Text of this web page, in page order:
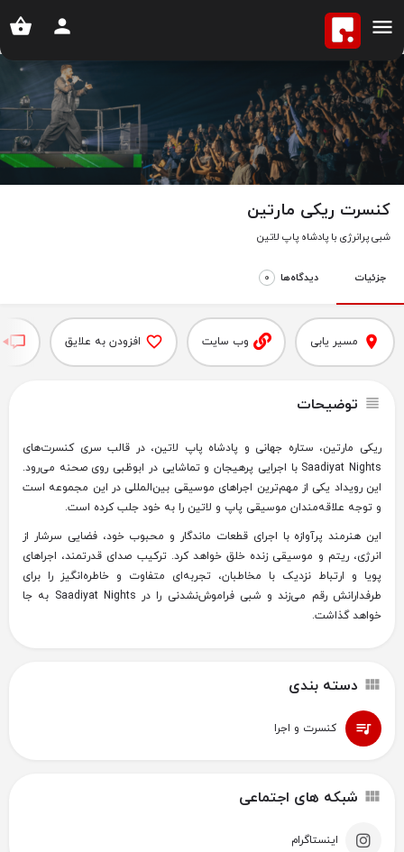
خانه
کنسرت ریکی مارتین
شبی پرانرژی با پادشاه پاپ لاتین
جزئیات دیدگاه‌‌ها 0
مسیر یابی وب سایت افزودن به علایق
توضیحات
ریکی مارتین، ستاره جهانی و پادشاه پاپ لاتین، در قالب سری کنسرت‌های
Saadiyat Nights با اجرایی پرهیجان و تماشایی در ابوظبی روی صحنه می‌رود.
این رویداد یکی از مهم‌ترین اجراهای موسیقی بین‌المللی در این مجموعه است
و توجه علاقه‌مندان موسیقی پاپ و لاتین را به خود جلب کرده است.
این هنرمند پرآوازه با اجرای قطعات ماندگار و محبوب خود، فضایی سرشار از
انرژی، ریتم و موسیقی زنده خلق خواهد کرد. ترکیب صدای قدرتمند، اجراهای
پویا و ارتباط نزدیک با مخاطبان، تجربه‌ای متفاوت و خاطره‌انگیز را برای
طرفدارانش رقم می‌زند و شبی فراموش‌نشدنی را در Saadiyat Nights به جا
خواهد گذاشت.
دسته بندی
کنسرت و اجرا
شبکه های اجتماعی
اینستاگرام